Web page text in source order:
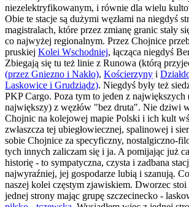
niezelektryfikowanym, i równie dla wielu
Obie te stacje są dużymi węzłami na niegdyś
magistralach, które przez zmianę granic stały
co najwyżej regionalnym. Przez Chojnice
pruskiej Kolei Wschodniej, łącząca niegdyś
Zbiegają się tu też linie z Runowa (którą
(przez Gniezno i Nakło), Kościerzyny i
Laskowice i Grudziądz). Niegdyś były też
PKP Cargo. Poza tym to jeden z największych
największy) z węzłów "bez druta". Nie dziwi
Chojnic na kolejowej mapie Polski i ich kult
zwłaszcza tej ubiegłowiecznej, spalinowej i
sobie Chojnice za specyficzny, nostalgiczno-
tych innych zaliczam się i ja. A pomijając już
historię - to sympatyczna, czysta i zadbana
najwyraźniej, jej gospodarze lubią i szanują.
naszej kolei częstym zjawiskiem. Dworzec
jednej strony mając grupę szczecinecko -